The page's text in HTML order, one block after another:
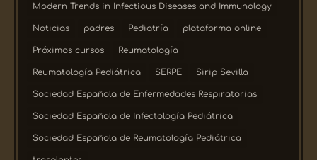
Modern Trends in Infectious Diseases and Immunology
Noticias padres Pediatría plataforma online
Próximos cursos Reumatología
Reumatología Pediátrica SERPE Sirip Sevilla
Sociedad Española de Enfermedades Respiratorias
Sociedad Española de Infectología Pediátrica
Sociedad Española de Reumatología Pediátrica